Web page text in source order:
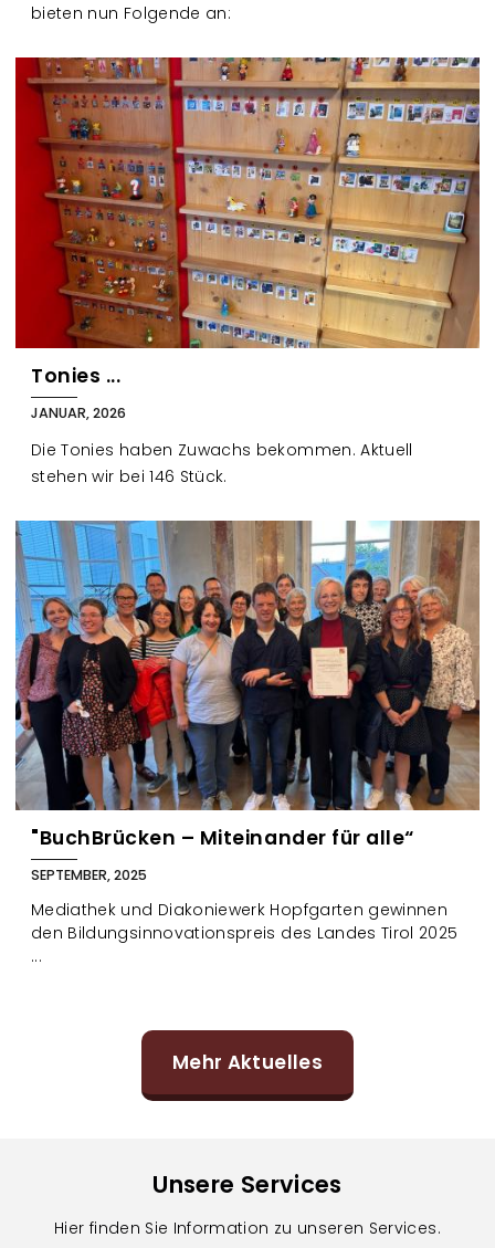
bieten nun Folgende an:
Tonies ...
JANUAR, 2026
Die Tonies haben Zuwachs bekommen. Aktuell
stehen wir bei 146 Stück.
"BuchBrücken – Miteinander für alle“
SEPTEMBER, 2025
Mediathek und Diakoniewerk Hopfgarten gewinnen
den Bildungsinnovationspreis des Landes Tirol 2025
...
Mehr Aktuelles
Unsere Services
Hier finden Sie Information zu unseren Services.